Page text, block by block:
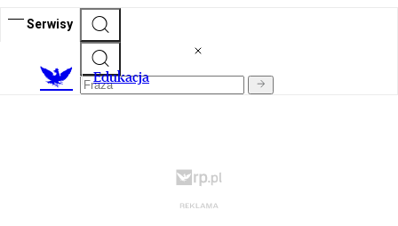
Serwisy
Edukacja